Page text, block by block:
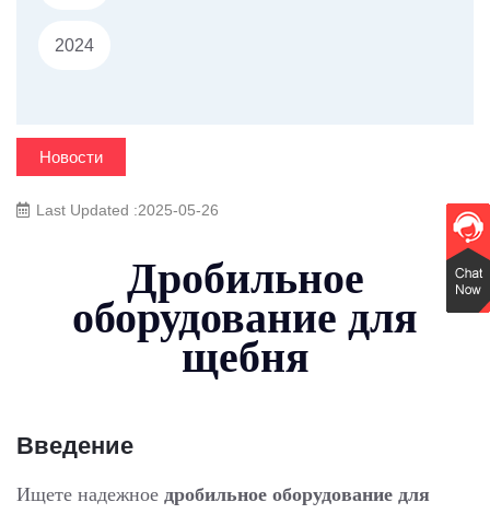
2024
Новости
Last Updated :2025-05-26
Дробильное
оборудование для
щебня
Введение
Ищете надежное дробильное оборудование для